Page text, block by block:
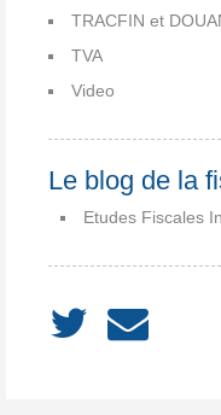
TRACFIN et
TVA
Video
Le blog de la
Etudes Fiscales